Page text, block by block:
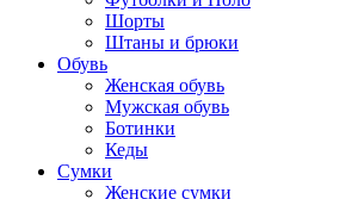
Шорты
Штаны и брюки
Обувь
Женская обувь
Мужская обувь
Ботинки
Кеды
Сумки
Женские сумки